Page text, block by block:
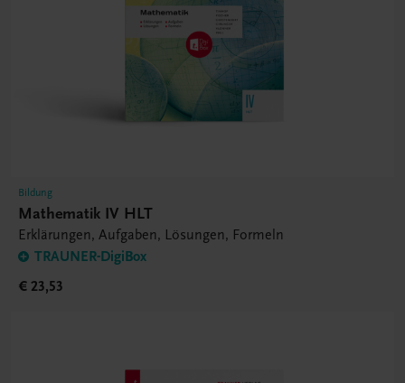
Bildung
Mathematik IV HLT
Erklärungen, Aufgaben, Lösungen, Formeln
TRAUNER-DigiBox
€ 23,53